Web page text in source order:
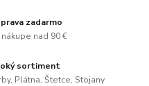
zadarmo
nákupe nad 90 €
sortiment
Plátna, Štetce, Stojany